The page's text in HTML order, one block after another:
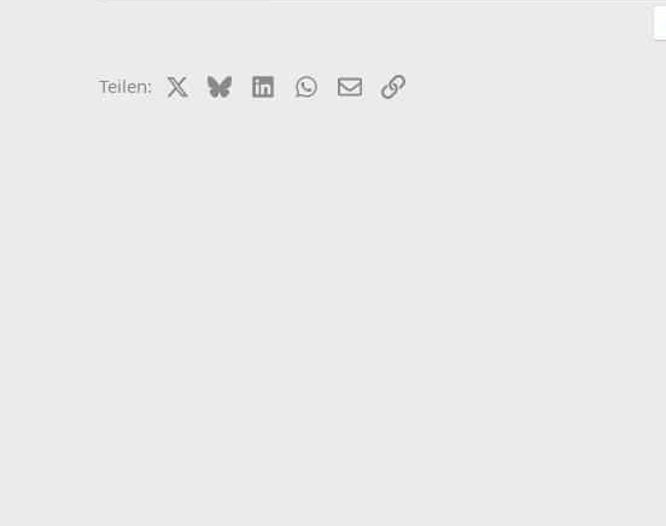
Teilen: X (Twitter)
BlueskyLinkedInWhatsApp
E-MailLink